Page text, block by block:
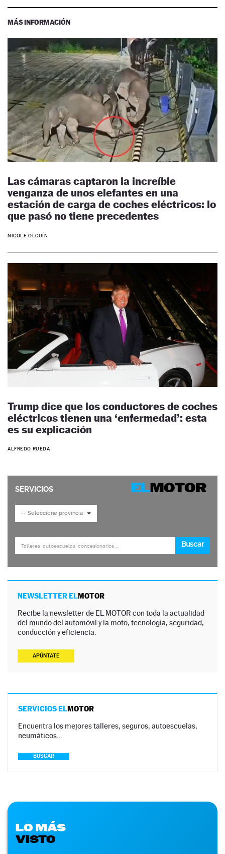
MÁS INFORMACIÓN
Las cámaras captaron la increíble
venganza de unos elefantes en una
estación de carga de coches eléctricos: lo
que pasó no tiene precedentes
NICOLE OLGUÍN
Trump dice que los conductores de coches
eléctricos tienen una ‘enfermedad’: esta
es su explicación
ALFREDO RUEDA
NEWSLETTER ELMOTOR
Recibe la newsletter de EL MOTOR con toda la actualidad
del mundo del automóvil y la moto, tecnología, seguridad,
conducción y eficiencia.
APÚNTATE
SERVICIOS ELMOTOR
Encuentra los mejores talleres, seguros, autoescuelas,
neumáticos…
BUSCAR
LO MÁS
VISTO